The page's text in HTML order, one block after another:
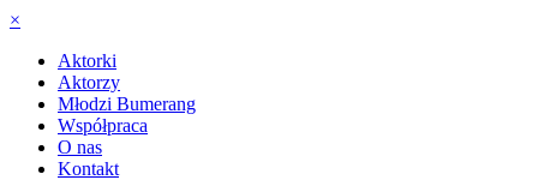
×
Aktorki
Aktorzy
Młodzi Bumerang
Współpraca
O nas
Kontakt